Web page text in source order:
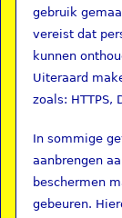
gebruik
vereist dat
kunnen
Uiteraard
zoals: HTTPS,
In sommige
aanbrengen
beschermen
gebeuren.